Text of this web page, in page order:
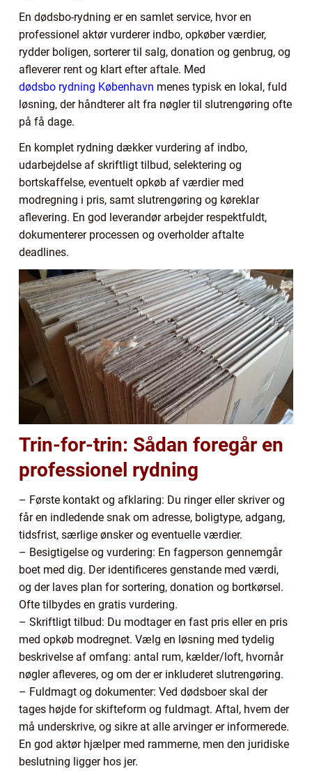
En dødsbo-rydning er en samlet service, hvor en
professionel aktør vurderer indbo, opkøber værdier,
rydder boligen, sorterer til salg, donation og genbrug, og
afleverer rent og klart efter aftale. Med
dødsbo rydning København menes typisk en lokal, fuld
løsning, der håndterer alt fra nøgler til slutrengøring ofte
på få dage.
En komplet rydning dækker vurdering af indbo,
udarbejdelse af skriftligt tilbud, selektering og
bortskaffelse, eventuelt opkøb af værdier med
modregning i pris, samt slutrengøring og køreklar
aflevering. En god leverandør arbejder respektfuldt,
dokumenterer processen og overholder aftalte
deadlines.
Trin-for-trin: Sådan foregår en
professionel rydning
– Første kontakt og afklaring: Du ringer eller skriver og
får en indledende snak om adresse, boligtype, adgang,
tidsfrist, særlige ønsker og eventuelle værdier.
– Besigtigelse og vurdering: En fagperson gennemgår
boet med dig. Der identificeres genstande med værdi,
og der laves plan for sortering, donation og bortkørsel.
Ofte tilbydes en gratis vurdering.
– Skriftligt tilbud: Du modtager en fast pris eller en pris
med opkøb modregnet. Vælg en løsning med tydelig
beskrivelse af omfang: antal rum, kælder/loft, hvornår
nøgler afleveres, og om der er inkluderet slutrengøring.
– Fuldmagt og dokumenter: Ved dødsboer skal der
tages højde for skifteform og fuldmagt. Aftal, hvem der
må underskrive, og sikre at alle arvinger er informerede.
En god aktør hjælper med rammerne, men den juridiske
beslutning ligger hos jer.